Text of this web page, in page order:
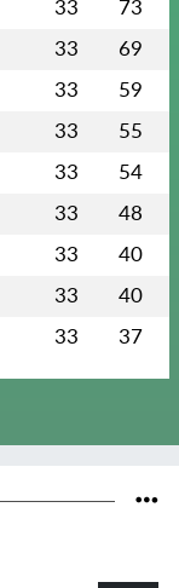
33 73
33 69
33 59
33 55
33 54
33 48
33 40
33 40
33 37